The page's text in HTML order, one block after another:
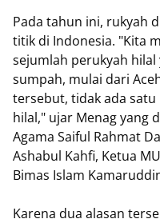
Pada tahun ini, rukyah
titik di Indonesia. "Kita
sejumlah perukyah
sumpah, mulai dari
tersebut, tidak ada
hilal," ujar Menag yang
Agama Saiful Rahmat
Ashabul Kahfi, Ketua
Bimas Islam
Karena dua alasan